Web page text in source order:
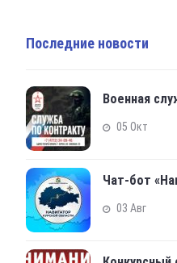
Последние новости
Военная
05 Окт
Чат-бот
03 Авг